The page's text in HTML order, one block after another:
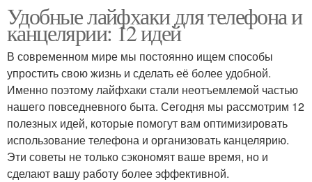
Удобные лайфхаки для телефона и
канцелярии: 12 идей
В современном мире мы постоянно ищем способы
упростить свою жизнь и сделать её более удобной.
Именно поэтому лайфхаки стали неотъемлемой частью
нашего повседневного быта. Сегодня мы рассмотрим 12
полезных идей, которые помогут вам оптимизировать
использование телефона и организовать канцелярию.
Эти советы не только сэкономят ваше время, но и
сделают вашу работу более эффективной.